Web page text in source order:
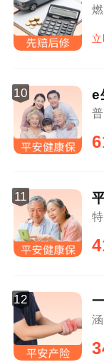
10 e
11
12